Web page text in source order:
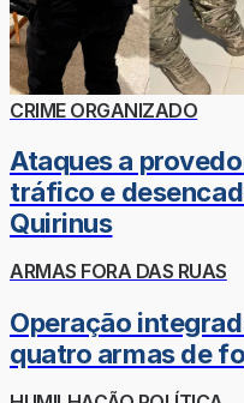
CRIME ORGANIZADO
Ataques a
tráfico e
Quirinus
ARMAS FORA DAS RUAS
Operação
quatro armas de